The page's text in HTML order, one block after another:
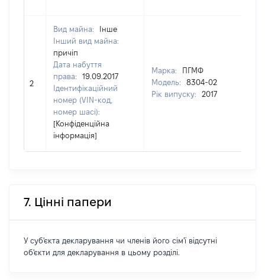
2
Вид майна:
Інше
Інший вид майна:
причіп
Дата набуття
права:
19.09.2017
Ідентифікаційний
номер (VIN-код,
номер шасі):
[Конфіденційна
інформація]
Марка:
ПГМФ
Модель:
8304-02
Рік випуску:
2017
7. Цінні папери
У суб'єкта декларування чи членів його сім'ї відсутні
об'єкти для декларування в цьому розділі.